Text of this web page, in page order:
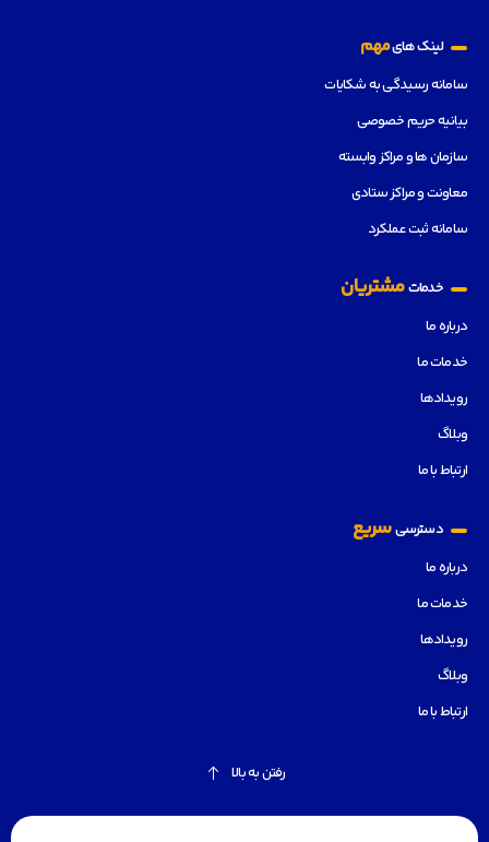
لینک هایمهم
سامانه رسیدگی به شکایات
بیانیه حریم خصوصی
سازمان ها و مراکز وابسته
معاونت و مراکز ستادی
سامانه ثبت عملکرد
خدماتمشتریان
درباره ما
خدمات ما
رویدادها
وبلاگ
ارتباط با ما
دسترسیسریع
درباره ما
خدمات ما
رویدادها
وبلاگ
ارتباط با ما
رفتن به بالا